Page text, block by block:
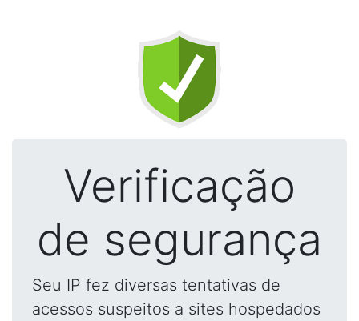
Verificação
de segurança
Seu IP fez diversas tentativas de
acessos suspeitos a sites hospedados